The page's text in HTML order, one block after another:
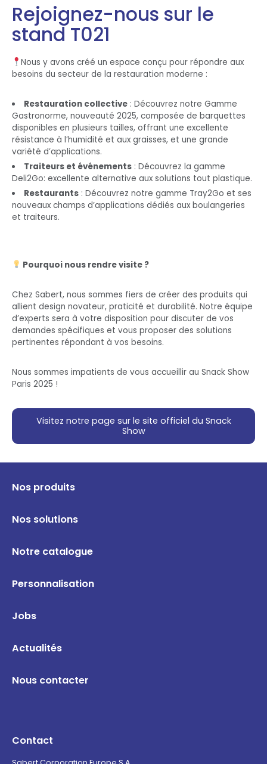
Rejoignez-nous sur le
stand T021
Nous y avons créé un espace conçu pour répondre aux
besoins du secteur de la restauration moderne :
Restauration collective: Découvrez notre Gamme
Gastronorme, nouveauté 2025, composée de barquettes
disponibles en plusieurs tailles, offrant une excellente
résistance à l’humidité et aux graisses, et une grande
variété d’applications.
Traiteurs et événements: Découvrez la gamme
Deli2Go: excellente alternative aux solutions tout plastique.
Restaurants: Découvrez notre gamme Tray2Go et ses
nouveaux champs d’applications dédiés aux boulangeries
et traiteurs.
Pourquoi nous rendre visite ?
Chez Sabert, nous sommes fiers de créer des produits qui
allient design novateur, praticité et durabilité. Notre équipe
d’experts sera à votre disposition pour discuter de vos
demandes spécifiques et vous proposer des solutions
pertinentes répondant à vos besoins.
Nous sommes impatients de vous accueillir au Snack Show
Paris 2025 !
Visitez notre page sur le site officiel du Snack
Show
Nos produits
Nos solutions
Notre catalogue
Personnalisation
Jobs
Actualités
Nous contacter
Contact